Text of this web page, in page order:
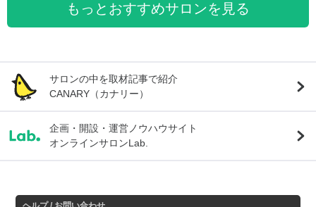
もっとおすすめサロンを見る
サロンの中を取材記事で紹介
CANARY（カナリー）
企画・開設・運営ノウハウサイト
オンラインサロンLab.